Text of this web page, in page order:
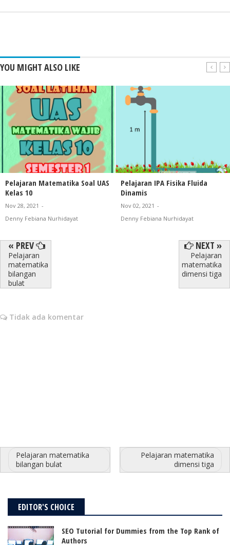
YOU MIGHT ALSO LIKE
Pelajaran Matematika Soal UAS
Kelas 10
Nov 28, 2021 -
Denny Febiana Nurhidayat
Pelajaran IPA Fisika Fluida
Dinamis
Nov 02, 2021 -
Denny Febiana Nurhidayat
« PREV
Pelajaran
matematika
bilangan
bulat
NEXT »
Pelajaran
matematika
dimensi tiga
Tidak ada komentar
Pelajaran matematika
bilangan bulat
Pelajaran matematika
dimensi tiga
EDITOR'S CHOICE
SEO Tutorial for Dummies from the Top Rank of
Authors